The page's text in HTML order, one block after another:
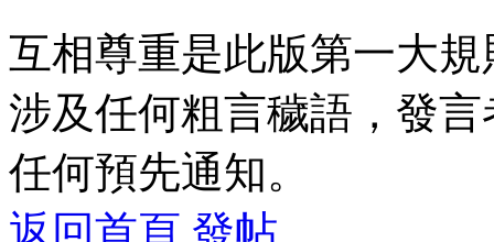
互相尊重是此版第一大
涉及任何粗言穢語，發
任何預先通知。
返回首頁 發帖